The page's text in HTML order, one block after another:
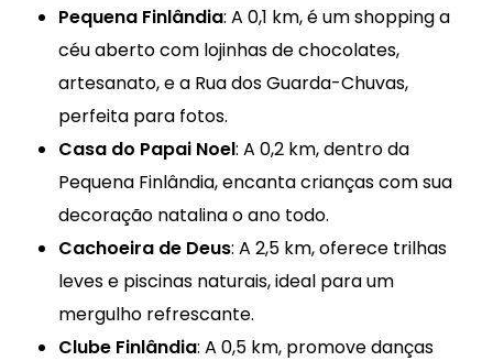
Pequena Finlândia: A 0,1 km, é um shopping a
céu aberto com lojinhas de chocolates,
artesanato, e a Rua dos Guarda-Chuvas,
perfeita para fotos.
Casa do Papai Noel: A 0,2 km, dentro da
Pequena Finlândia, encanta crianças com sua
decoração natalina o ano todo.
Cachoeira de Deus: A 2,5 km, oferece trilhas
leves e piscinas naturais, ideal para um
mergulho refrescante.
Clube Finlândia: A 0,5 km, promove danças